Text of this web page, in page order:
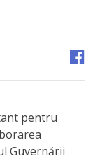
pentru
Guvernării